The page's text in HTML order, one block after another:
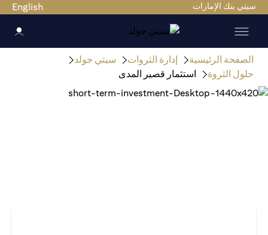
سيتي بنك الإمارات English
الصفحة الرئيسية إدارة الثروات
سيتي جولد
حلول الثروة
استثمار قصير المدى